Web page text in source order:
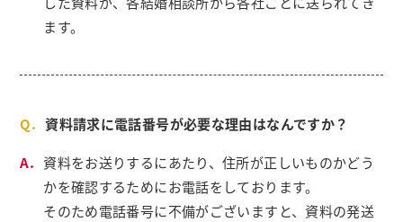
ます。
資料請求に電話番号が必要な理由はなんですか？
資料をお送りするにあたり、住所が正しいものかどう
かを確認するためにお電話をしております。
そのため電話番号に不備がございますと、資料の発送